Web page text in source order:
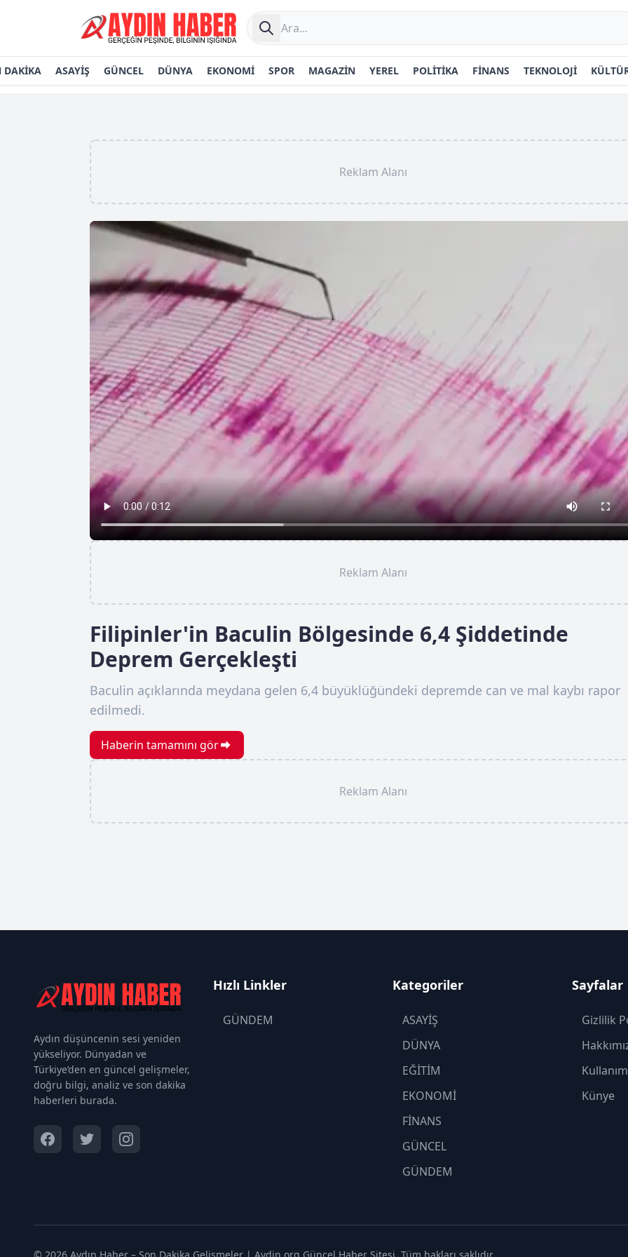
DAKİKA ASAYİŞ GÜNCEL DÜNYA EKONOMİ SPOR MAGAZİN YEREL POLİTİKA FİNANS TEKNOLOJİ
Reklam Alanı
Reklam Alanı
Filipinler'in Baculin Bölgesinde 6,4 Şiddetinde
Deprem Gerçekleşti
Baculin açıklarında meydana gelen 6,4 büyüklüğündeki depremde can ve mal kaybı rapor
edilmedi.
Haberin tamamını gör
Reklam Alanı
Aydın düşüncenin sesi yeniden
yükseliyor. Dünyadan ve
Türkiye’den en güncel gelişmeler,
doğru bilgi, analiz ve son dakika
haberleri burada.
Hızlı Linkler
GÜNDEM
Kategoriler
ASAYİŞ
DÜNYA
EĞİTİM
EKONOMİ
FİNANS
GÜNCEL
GÜNDEM
KÜLTÜR SANAT
MAGAZİN
Sayfalar
Gizlilik
Künye
© 2026 Aydın Haber – Son Dakika Gelişmeler | Aydin.org Güncel Haber Sitesi. Tüm hakları saklıdır.